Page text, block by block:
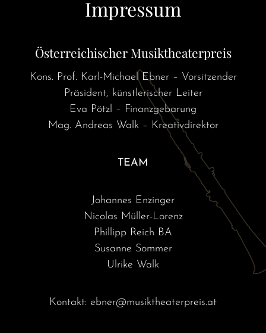
Impressum
Österreichischer Musiktheaterpreis
Kons. Prof. Karl-Michael Ebner – Vorsitzender
Präsident, künstlerischer Leiter
Eva Pötzl – Finanzgebarung
Mag. Andreas Walk – Kreativdirektor
TEAM
Johannes Enzinger
Nicolas Müller-Lorenz
Phillipp Reich BA
Susanne Sommer
Ulrike Walk
Kontakt: ebner@musiktheaterpreis.at